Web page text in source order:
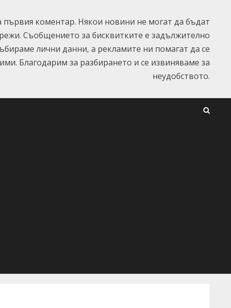
коментар. Някои новини не могат да бъдат
Съобщението за бисквитките е задължително
лични данни, а рекламите ни помагат да се
Благодарим за разбирането и се извиняваме за
неудобството.